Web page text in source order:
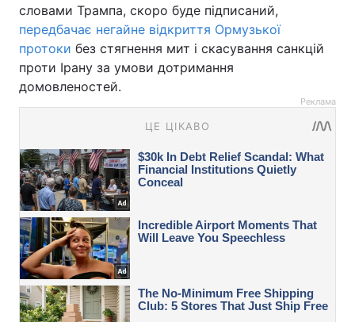
словами Трампа, скоро буде підписаний,
передбачає негайне відкриття Ормузької
протоки без стягнення мит і скасування санкцій
проти Ірану за умови дотримання
домовленостей.
Реклама